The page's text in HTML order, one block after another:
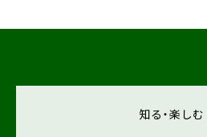
知る・楽しむ